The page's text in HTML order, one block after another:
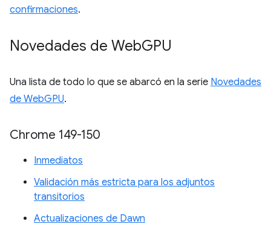
confirmaciones.
Novedades de WebGPU
Una lista de todo lo que se abarcó en la serie Novedades
de WebGPU.
Chrome 149-150
Inmediatos
Validación más estricta para los adjuntos
transitorios
Actualizaciones de Dawn